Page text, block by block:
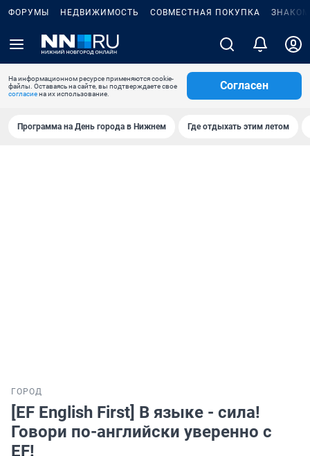
ФОРУМЫ НЕДВИЖИМОСТЬ СОВМЕСТНАЯ ПОКУПКА
На информационном ресурсе применяются cookie-
файлы. Оставаясь на сайте, вы подтверждаете свое
согласиена их использование.
Согласен
Программа на День города в Нижнем Где отдыхать этим летом
ГОРОД
[EF English First] В языке - сила!
Говори по-английски уверенно с
EF!